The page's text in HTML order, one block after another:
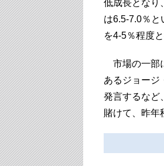
低成長となり
は6.5-7.0％
を4-5％程度
市場の一部
あるジョージ
発言するなど
賭けて、昨年